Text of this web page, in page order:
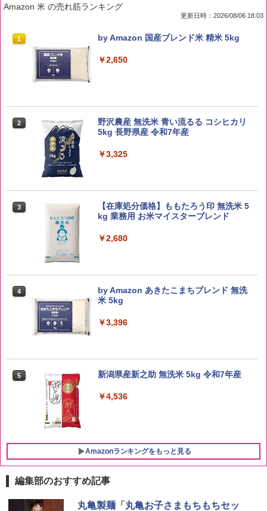
Amazon 米 の売れ筋ランキング
更新日時：2026/08/06 18:03
1 by Amazon 国産ブレンド米 精米 5kg
￥2,650
2
野沢農産 無洗米 青い流るる コシヒカリ
5kg 長野県産 令和7年産
￥3,325
3
【在庫処分価格】ももたろう印 無洗米 5
kg 業務用 お米マイスターブレンド
￥2,680
4
by Amazon あきたこまちブレンド 無洗
米 5kg
￥3,396
5 新潟県産新之助 無洗米 5kg 令和7年産
￥4,536
Amazonランキングをもっと見る
ブラックニッカ ニッカ Nikka ウィスキ
チキンラーメン どんぶり 85g×12個 日清
シャープ 過熱水蒸気 オーブンレンジ 26
編集部のおすすめ記事
丸亀製麺「丸亀お子さまもちもちセッ